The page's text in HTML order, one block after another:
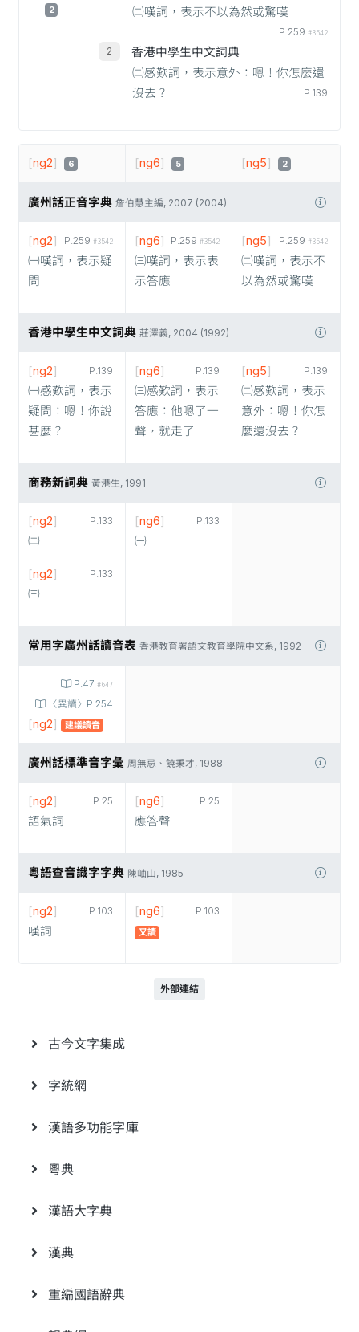
2
㈡嘆詞，表示不以為然或驚嘆
P.259 #3542
香港中學生中文詞典
㈡感歎詞，表示意外：嗯！你怎麼還
沒去？
P.139
[ng2] 6 [ng6] 5 [ng5] 2
廣州話正音字典 詹伯慧主編, 2007 (2004)
P.259 #3542
[ng2]
㈠嘆詞，表示疑
問
P.259 #3542
[ng6]
㈢嘆詞，表示表
示答應
P.259 #3542
[ng5]
㈡嘆詞，表示不
以為然或驚嘆
香港中學生中文詞典 莊澤義, 2004 (1992)
P.139
[ng2]
㈠感歎詞，表示
疑問：嗯！你說
甚麼？
P.139
[ng6]
㈢感歎詞，表示
答應：他嗯了一
聲，就走了
P.139
[ng5]
㈡感歎詞，表示
意外：嗯！你怎
麼還沒去？
商務新詞典 黃港生, 1991
P.133
[ng2]
㈡
P.133
[ng2]
㈢
P.133
[ng6]
㈠
常用字廣州話讀音表 香港教育署語文教育學院中文系, 1992
P.47 #647
〈異讀〉P.254
[ng2] 建議讀音
廣州話標準音字彙 周無忌、饒秉才, 1988
P.25
[ng2]
語氣詞
P.25
[ng6]
應答聲
粵語查音識字字典 陳岫山, 1985
P.103
[ng2]
嘆詞
P.103
[ng6]
又讀
外部連結
古今文字集成
字統網
漢語多功能字庫
粵典
漢語大字典
漢典
重編國語辭典